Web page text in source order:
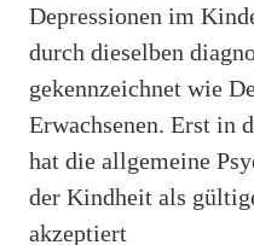
Depressionen im
durch dieselben
gekennzeichnet wie
Erwachsenen. Erst in
hat die allgemeine
der Kindheit als
akzeptiert